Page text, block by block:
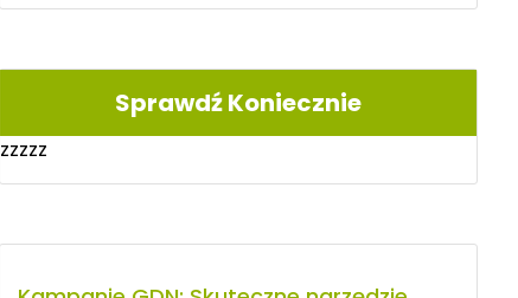
Sprawdź Koniecznie
zzzzz